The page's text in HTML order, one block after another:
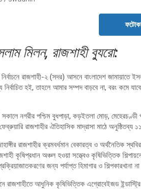
মিলন, রাজশাহী ব্যুরো:
রাজশাহী-২ (সদর) আসনে বাংলাদেশ জামায়াতে
হই, তাহলে আমার সম্পদ বাড়বে না, বরং কমে
সকালে নগরীর পশ্চিম বুধপাড়া, কড়ইতলা মোড়,
রাজশাহীর ঐতিহাসিক মাদ্রাসা মাঠে অনুষ্ঠিতব্য
রাজশাহীর ক্রমবর্ধমান বেকারত্ব ও অর্থনৈতিক
কৃষিপ্রধান অঞ্চল হওয়া সত্ত্বেও কৃষিভিত্তিক
জন্য পর্যাপ্ত হিমাগার ও শিল্পকারখানা
রাজশাহীতে আধুনিক কৃষিভিত্তিক এগ্রোবেইজড